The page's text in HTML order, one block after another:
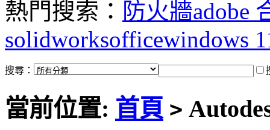
熱門搜索： 防火牆adobe
solidworksofficewindows
搜尋：
當前位置: 首頁 >